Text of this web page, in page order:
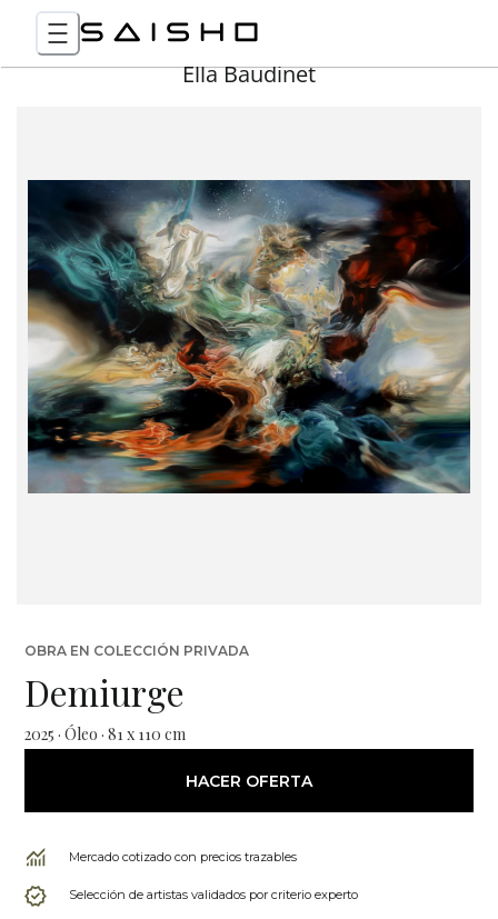
Ella Baudinet
OBRA EN COLECCIÓN PRIVADA
Demiurge
2025 · Óleo · 81 x 110 cm
HACER OFERTA
Mercado cotizado con precios trazables
Selección de artistas validados por criterio experto